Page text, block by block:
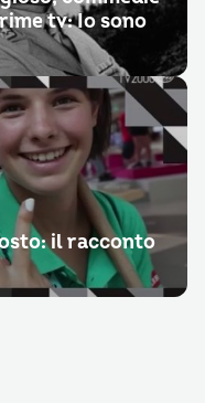
tv: Io sono
il racconto